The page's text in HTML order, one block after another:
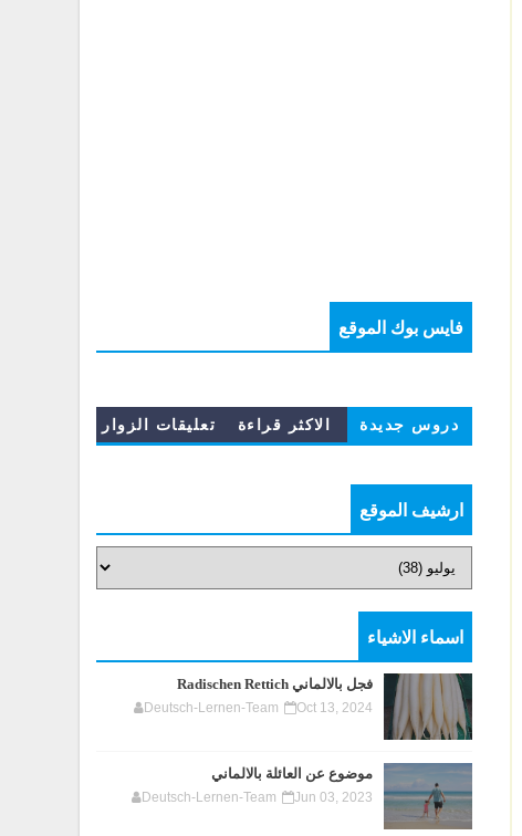
فايس بوك الموقع
دروس جديدة الاكثر قراءة تعليقات الزوار
ارشيف الموقع
اسماء الاشياء
فجل بالالماني Radischen Rettich
Deutsch-Lernen-Team Oct 13, 2024
موضوع عن العائلة بالالماني
Deutsch-Lernen-Team Jun 03, 2023